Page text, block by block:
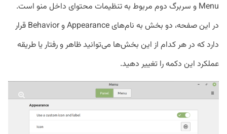
Menu و سربرگ دوم مربوط به تنظیمات محتوای داخل منو است.
در این صفحه، دو بخش به نام‌های Appearance و Behavior قرار
دارد که در هر کدام از این بخش‌ها می‌توانید ظاهر و رفتار یا طریقه
عملکرد این دکمه را تغییر دهید.